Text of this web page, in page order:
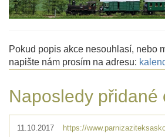
Pokud popis akce nesouhlasí, nebo
napište nám prosím na adresu:
Naposledy přidané
11.10.2017 https://